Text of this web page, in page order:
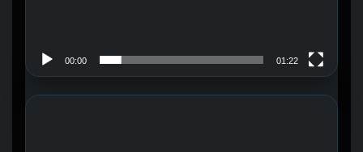
00:00 01:22
Trình chơi Video